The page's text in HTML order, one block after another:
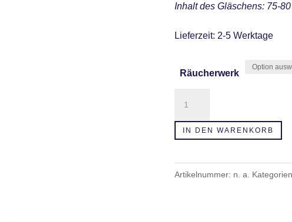
Inhalt des Gläschens: 75-
Lieferzeit: 2-5 Werktage
Räucherwerk
Harze,
Blüten
IN DEN WARENKORB
Artikelnummer: n. a.